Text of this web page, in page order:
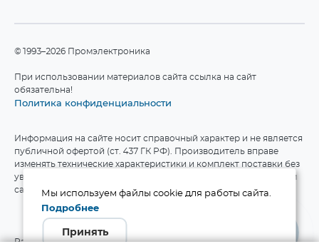
©1993–2026 Промэлектроника
При использовании материалов сайта ссылка на сайт
обязательна!
Политика конфиденциальности
Информация на сайте носит справочный характер и не является
публичной офертой (ст. 437 ГК РФ). Производитель вправе
изменять технические характеристики и комплект поставки без
уведомления. Актуальные данные приведены на официальном
сайте производителя.
Разработка сайта
Мы используем файлы cookie для работы сайта.
Подробнее
Принять